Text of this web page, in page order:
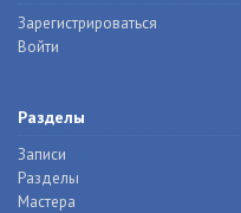
Зарегистрироваться
Войти
Разделы
Записи
Разделы
Мастера